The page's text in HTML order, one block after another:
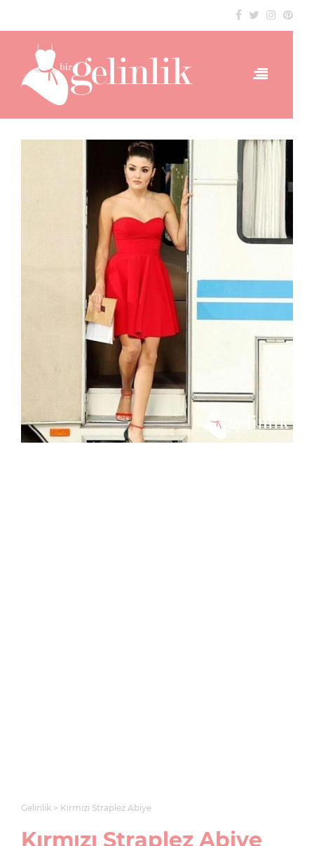
Gelinlik Kırmızı Straplez Abiye
Kırmızı Straplez Abiye